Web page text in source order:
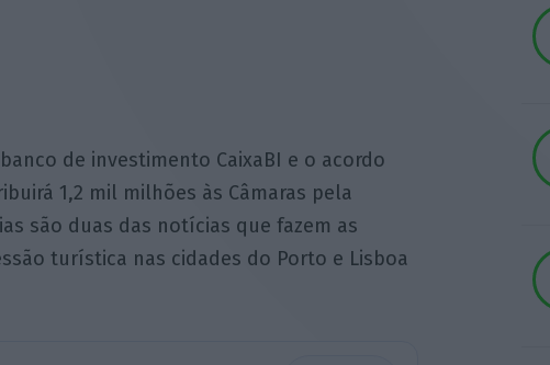
de investimento CaixaBI e o acordo
1,2 mil milhões às Câmaras pela
são duas das notícias que fazem as
turística nas cidades do Porto e Lisboa